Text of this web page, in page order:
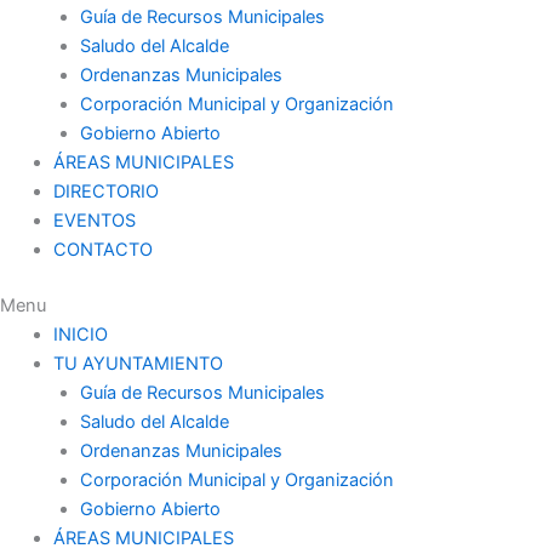
Guía de Recursos Municipales
Saludo del Alcalde
Ordenanzas Municipales
Corporación Municipal y Organización
Gobierno Abierto
ÁREAS MUNICIPALES
DIRECTORIO
EVENTOS
CONTACTO
Menu
INICIO
TU AYUNTAMIENTO
Guía de Recursos Municipales
Saludo del Alcalde
Ordenanzas Municipales
Corporación Municipal y Organización
Gobierno Abierto
ÁREAS MUNICIPALES